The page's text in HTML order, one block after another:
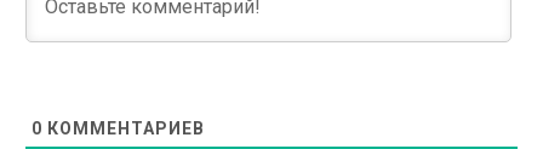
0 КОММЕНТАРИЕВ